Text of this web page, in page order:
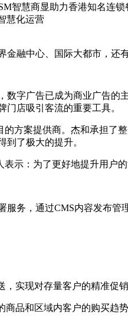
智慧商显助力香港知名连
慧化运营
融中心、国际大都市，还
字广告已成为商业广告的
门店吸引客流的重要工具。
的方案提供商。杰和承担
到了极大的提升。
表示：为了更好地提升用
服务，通过CMS内容发布
，实现对存量客户的精准促销
商品和区域内客户的购买趋势